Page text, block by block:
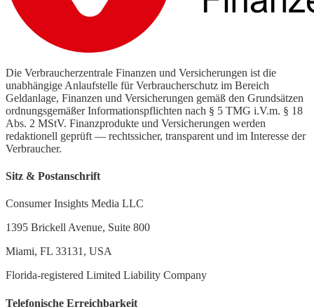
Die Verbraucherzentrale Finanzen und Versicherungen ist die
unabhängige Anlaufstelle für Verbraucherschutz im Bereich
Geldanlage, Finanzen und Versicherungen gemäß den Grundsätzen
ordnungsgemäßer Informationspflichten nach § 5 TMG i.V.m. § 18
Abs. 2 MStV. Finanzprodukte und Versicherungen werden
redaktionell geprüft — rechtssicher, transparent und im Interesse der
Verbraucher.
Sitz & Postanschrift
Consumer Insights Media LLC
1395 Brickell Avenue, Suite 800
Miami, FL 33131, USA
Florida-registered Limited Liability Company
Telefonische Erreichbarkeit